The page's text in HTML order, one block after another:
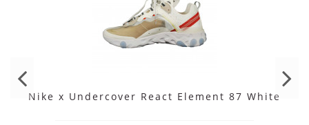
Nike x Undercover React Element 87 White